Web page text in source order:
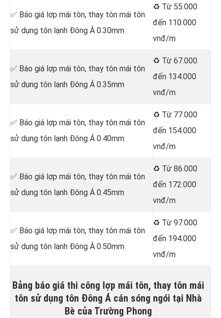
✅ Báo giá lợp mái tôn, thay tôn mái tôn
sử dụng tôn lạnh Đông Á 0.30mm
♻️ Từ 55.000
đến 110.000
vnđ/m
✅ Báo giá lợp mái tôn, thay tôn mái tôn
sử dụng tôn lạnh Đông Á 0.35mm
♻️ Từ 67.000
đến 134.000
vnđ/m
✅ Báo giá lợp mái tôn, thay tôn mái tôn
sử dụng tôn lạnh Đông Á 0.40mm
♻️ Từ 77.000
đến 154.000
vnđ/m
✅ Báo giá lợp mái tôn, thay tôn mái tôn
sử dụng tôn lạnh Đông Á 0.45mm
♻️ Từ 86.000
đến 172.000
vnđ/m
✅ Báo giá lợp mái tôn, thay tôn mái tôn
sử dụng tôn lạnh Đông Á 0.50mm
♻️ Từ 97.000
đến 194.000
vnđ/m
Bảng báo giá thi công lợp mái tôn, thay tôn mái
tôn sử dụng tôn Đông Á cán sóng ngói tại Nhà
Bè của Trường Phong